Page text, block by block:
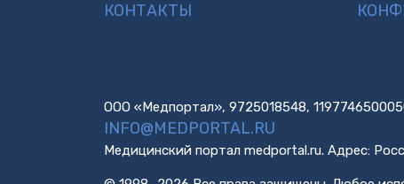
КОНТАКТЫ
ООО «Медпортал», 9725018548,
INFO@MEDPORTAL.RU
Медицинский портал medportal.ru. Адрес: